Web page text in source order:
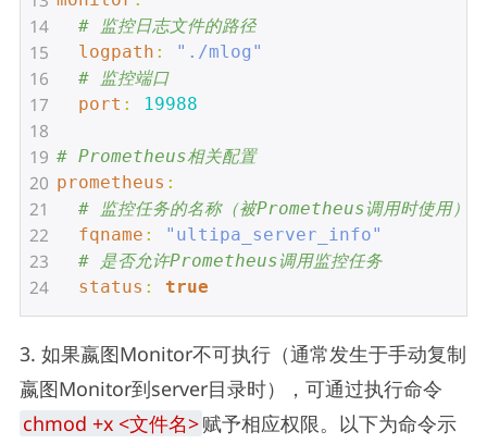
14 # 监控日志文件的路径
15
  logpath
: "./mlog"
16 # 监控端口
17
  port
: 19988
18
19 # Prometheus相关配置
20 prometheus :
21 # 监控任务的名称（被Prometheus调用时使用）
22
  fqname
: "ultipa_server_info"
23 # 是否允许Prometheus调用监控任务
24
  status
: true
3. 如果嬴图Monitor不可执行（通常发生于手动复制
嬴图Monitor到server目录时），可通过执行命令
chmod +x <文件名>赋予相应权限。以下为命令示